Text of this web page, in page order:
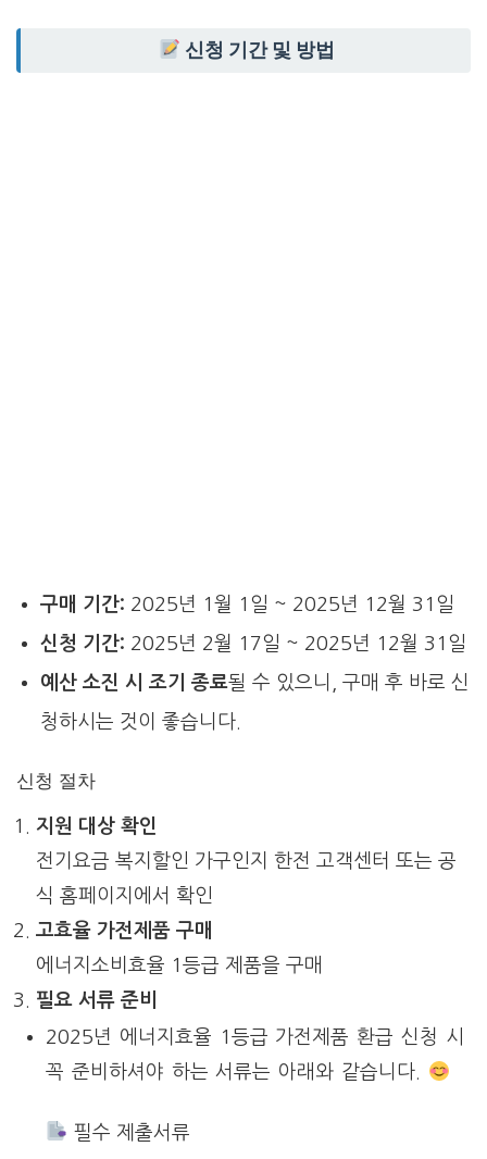
신청 기간 및 방법
구매 기간: 2025년 1월 1일 ~ 2025년 12월 31일
신청 기간: 2025년 2월 17일 ~ 2025년 12월 31일
예산 소진 시 조기 종료될 수 있으니, 구매 후 바로 신
청하시는 것이 좋습니다.
신청 절차
지원 대상 확인
전기요금 복지할인 가구인지 한전 고객센터 또는 공
식 홈페이지에서 확인
고효율 가전제품 구매
에너지소비효율 1등급 제품을 구매
필요 서류 준비
2025년 에너지효율 1등급 가전제품 환급 신청 시
꼭 준비하셔야 하는 서류는 아래와 같습니다.
필수 제출서류